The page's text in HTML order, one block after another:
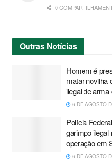
0
Outras Notícias
Homem é
matar novilha
ilegal de arma
6 DE AGOSTO
Polícia
garimpo ilegal
operação em
6 DE AGOSTO